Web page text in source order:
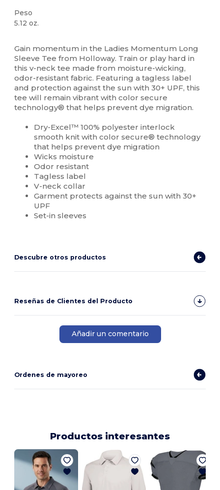
Peso
5.12 oz.
Gain momentum in the Ladies Momentum Long
Sleeve Tee from Holloway. Train or play hard in
this v-neck tee made from moisture-wicking,
odor-resistant fabric. Featuring a tagless label
and protection against the sun with 30+ UPF, this
tee will remain vibrant with color secure
technology® that helps prevent dye migration.
Dry-Excel™ 100% polyester interlock
smooth knit with color secure® technology
that helps prevent dye migration
Wicks moisture
Odor resistant
Tagless label
V-neck collar
Garment protects against the sun with 30+
UPF
Set-in sleeves
Descubre otros productos
Reseñas de Clientes del Producto
Añadir un comentario
Ordenes de mayoreo
Productos interesantes